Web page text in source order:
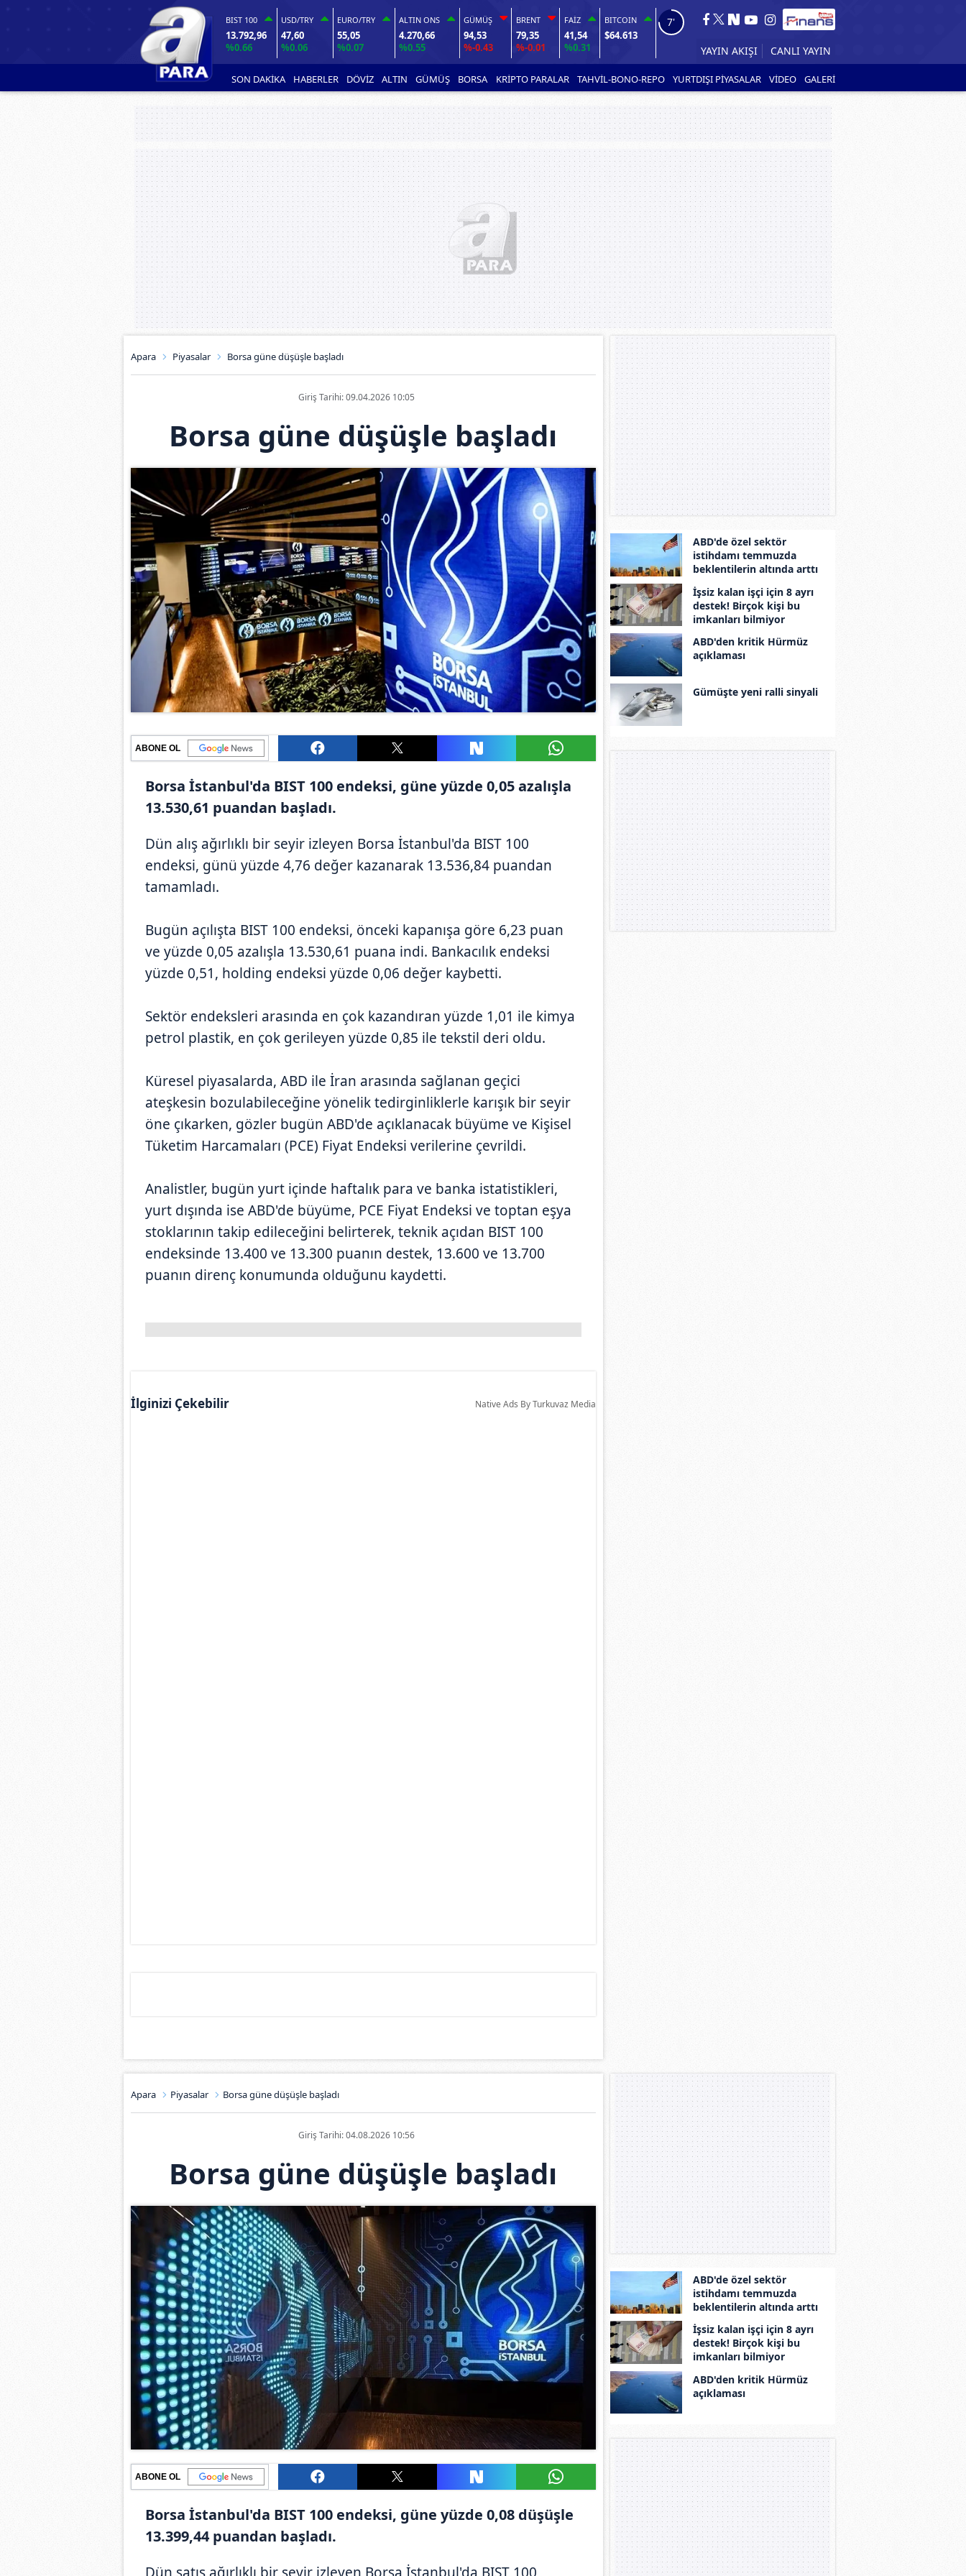
BIST 100
13.792,96
%0.66
USD/TRY
47,60
%0.06
EURO/TRY
55,05
%0.07
ALTIN ONS
4.270,66
%0.55
GÜMÜŞ
94,53
%-0.43
BRENT
79,35
%-0.01
FAİZ
41,54
%0.31
BITCOIN
$64.613
6'
YAYIN AKIŞI CANLI YAYIN
SON DAKİKA HABERLER DÖVİZ ALTIN GÜMÜŞ BORSA KRİPTO PARALAR TAHVİL-BONO-REPO YURTDIŞI PİYASALAR VİDEO GALERİ
Apara Piyasalar Borsa güne düşüşle başladı
Giriş Tarihi: 09.04.2026 10:05
Borsa güne düşüşle başladı
ABONE OL
Borsa İstanbul'da BIST 100 endeksi, güne yüzde 0,05 azalışla
13.530,61 puandan başladı.
Dün alış ağırlıklı bir seyir izleyen Borsa İstanbul'da BIST 100
endeksi, günü yüzde 4,76 değer kazanarak 13.536,84 puandan
tamamladı.
Bugün açılışta BIST 100 endeksi, önceki kapanışa göre 6,23 puan
ve yüzde 0,05 azalışla 13.530,61 puana indi. Bankacılık endeksi
yüzde 0,51, holding endeksi yüzde 0,06 değer kaybetti.
Sektör endeksleri arasında en çok kazandıran yüzde 1,01 ile kimya
petrol plastik, en çok gerileyen yüzde 0,85 ile tekstil deri oldu.
Küresel piyasalarda, ABD ile İran arasında sağlanan geçici
ateşkesin bozulabileceğine yönelik tedirginliklerle karışık bir seyir
öne çıkarken, gözler bugün ABD'de açıklanacak büyüme ve Kişisel
Tüketim Harcamaları (PCE) Fiyat Endeksi verilerine çevrildi.
Analistler, bugün yurt içinde haftalık para ve banka istatistikleri,
yurt dışında ise ABD'de büyüme, PCE Fiyat Endeksi ve toptan eşya
stoklarının takip edileceğini belirterek, teknik açıdan BIST 100
endeksinde 13.400 ve 13.300 puanın destek, 13.600 ve 13.700
puanın direnç konumunda olduğunu kaydetti.
İlginizi Çekebilir Native Ads By Turkuvaz Media
ABD'de özel sektör
istihdamı temmuzda
beklentilerin altında arttı
İşsiz kalan işçi için 8 ayrı
destek! Birçok kişi bu
imkanları bilmiyor
ABD'den kritik Hürmüz
açıklaması
Gümüşte yeni ralli sinyali
Apara Piyasalar Borsa güne düşüşle başladı
Giriş Tarihi: 04.08.2026 10:56
Borsa güne düşüşle başladı
ABONE OL
Borsa İstanbul'da BIST 100 endeksi, güne yüzde 0,08 düşüşle
13.399,44 puandan başladı.
ABD'de özel sektör
istihdamı temmuzda
beklentilerin altında arttı
İşsiz kalan işçi için 8 ayrı
destek! Birçok kişi bu
imkanları bilmiyor
ABD'den kritik Hürmüz
açıklaması